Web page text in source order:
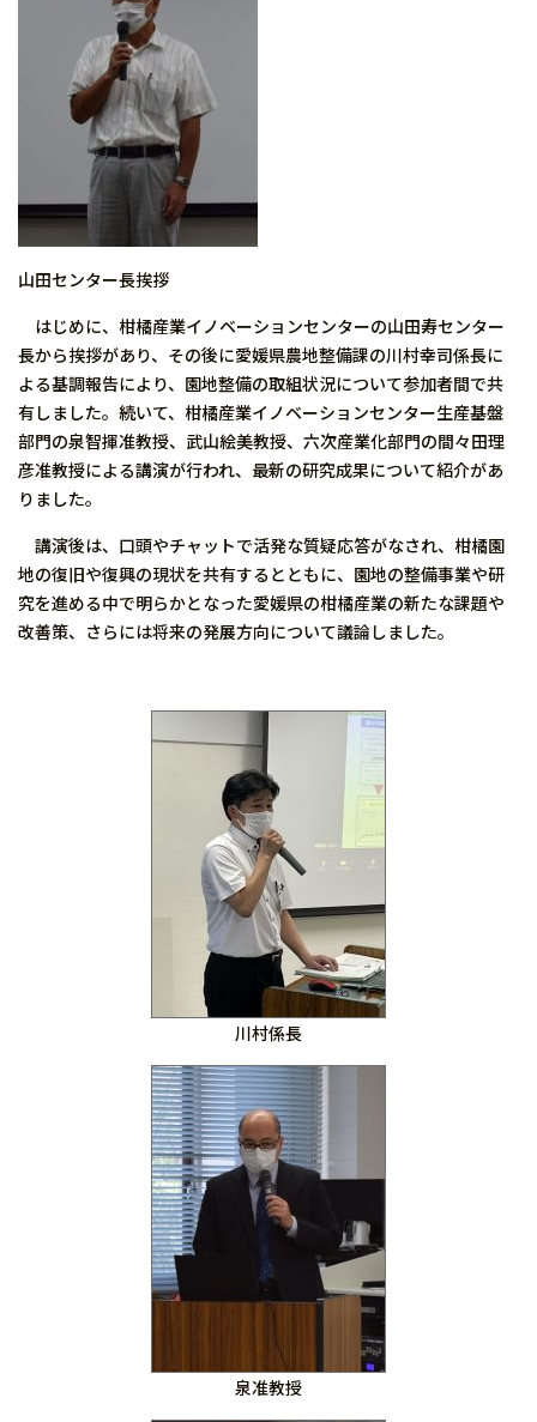
山田センター長挨拶
はじめに、柑橘産業イノベーションセンターの山田寿センター
長から挨拶があり、その後に愛媛県農地整備課の川村幸司係長に
よる基調報告により、園地整備の取組状況について参加者間で共
有しました。続いて、柑橘産業イノベーションセンター生産基盤
部門の泉智揮准教授、武山絵美教授、六次産業化部門の間々田理
彦准教授による講演が行われ、最新の研究成果について紹介があ
りました。
講演後は、口頭やチャットで活発な質疑応答がなされ、柑橘園
地の復旧や復興の現状を共有するとともに、園地の整備事業や研
究を進める中で明らかとなった愛媛県の柑橘産業の新たな課題や
改善策、さらには将来の発展方向について議論しました。
川村係長
泉准教授